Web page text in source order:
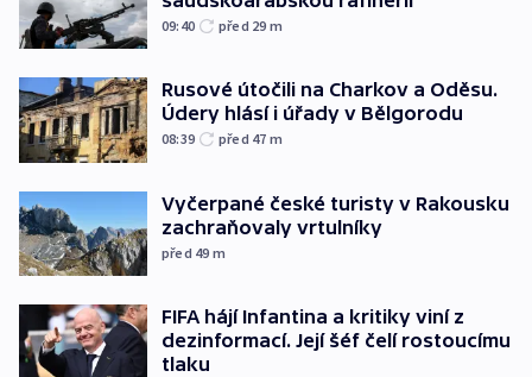
09:40 před 29 m
Rusové útočili na Charkov a Oděsu.
Údery hlásí i úřady v Bělgorodu
08:39 před 47 m
Vyčerpané české turisty v Rakousku
zachraňovaly vrtulníky
před 49 m
FIFA hájí Infantina a kritiky viní z
dezinformací. Její šéf čelí rostoucímu
tlaku